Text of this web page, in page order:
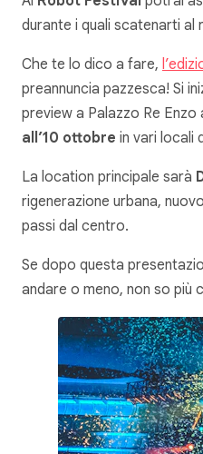
durante i quali scatenarti al
Che te lo dico a fare,
preannuncia pazzesca! Si
preview a Palazzo Re
all’10 ottobre in vari locali
La location principale sarà
rigenerazione urbana,
passi dal centro.
Se dopo questa
andare o meno, non so più